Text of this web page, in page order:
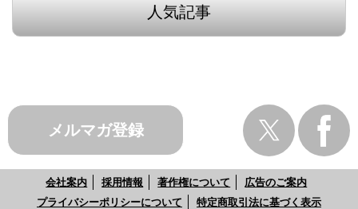
人気記事
メルマガ登録
会社案内 採用情報 著作権について
広告のご案内
プライバシーポリシーについて
特定商取引法に基づく表示